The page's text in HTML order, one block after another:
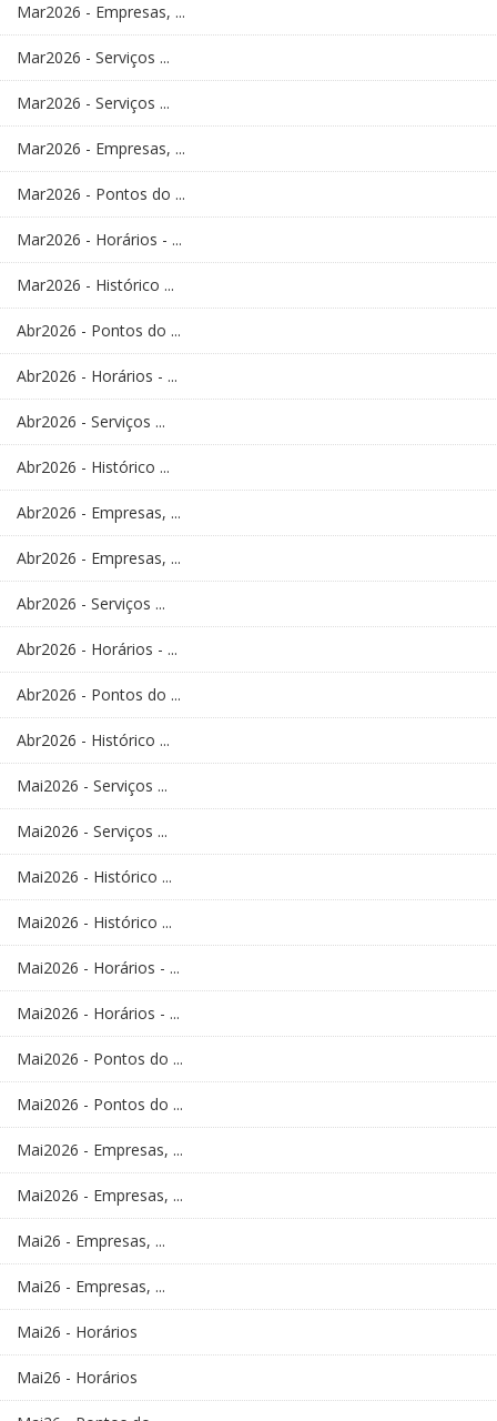
Mar2026 - Empresas, ...
Mar2026 - Serviços ...
Mar2026 - Serviços ...
Mar2026 - Empresas, ...
Mar2026 - Pontos do ...
Mar2026 - Horários - ...
Mar2026 - Histórico ...
Abr2026 - Pontos do ...
Abr2026 - Horários - ...
Abr2026 - Serviços ...
Abr2026 - Histórico ...
Abr2026 - Empresas, ...
Abr2026 - Empresas, ...
Abr2026 - Serviços ...
Abr2026 - Horários - ...
Abr2026 - Pontos do ...
Abr2026 - Histórico ...
Mai2026 - Serviços ...
Mai2026 - Serviços ...
Mai2026 - Histórico ...
Mai2026 - Histórico ...
Mai2026 - Horários - ...
Mai2026 - Horários - ...
Mai2026 - Pontos do ...
Mai2026 - Pontos do ...
Mai2026 - Empresas, ...
Mai2026 - Empresas, ...
Mai26 - Empresas, ...
Mai26 - Empresas, ...
Mai26 - Horários
Mai26 - Horários